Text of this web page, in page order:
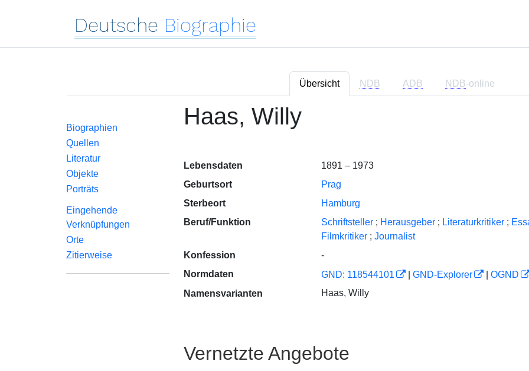
Deutsche Biographie
Übersicht NDB ADB NDB-online
Biographien
Quellen
Literatur
Objekte
Porträts
Eingehende
Verknüpfungen
Orte
Zitierweise
Haas, Willy
Lebensdaten
1891 – 1973
Geburtsort
Prag
Sterbeort
Hamburg
Beruf/Funktion
Schriftsteller ; Herausgeber ; Literaturkritiker ;
Filmkritiker ; Journalist
Konfession
-
Normdaten
GND: 118544101 GND-Explorer
OGND
Namensvarianten
Haas, Willy
Vernetzte Angebote